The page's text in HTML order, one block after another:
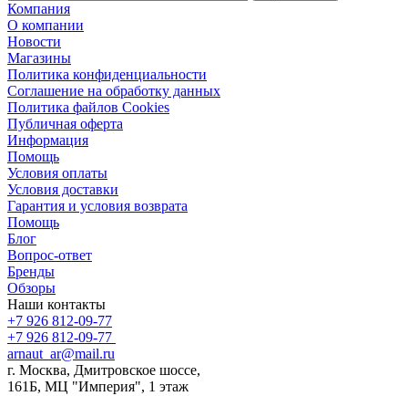
Компания
О компании
Новости
Магазины
Политика конфиденциальности
Соглашение на обработку данных
Политика файлов Cookies
Публичная оферта
Информация
Помощь
Условия оплаты
Условия доставки
Гарантия и условия возврата
Помощь
Блог
Вопрос-ответ
Бренды
Обзоры
Наши контакты
+7 926 812-09-77
+7 926 812-09-77
arnaut_ar@mail.ru
г. Москва, Дмитровское шоссе,
161Б, МЦ "Империя", 1 этаж